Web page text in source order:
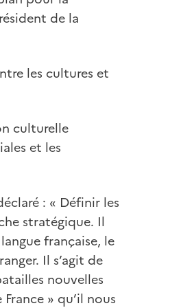
de la
les cultures et
culturelle
et les
: « Définir les
stratégique. Il
française, le
Il s’agit de
nouvelles
» qu’il nous